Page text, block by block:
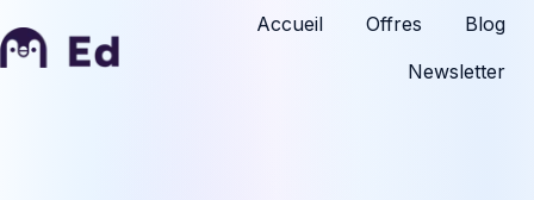
Accueil Offres
Blog
Newsletter